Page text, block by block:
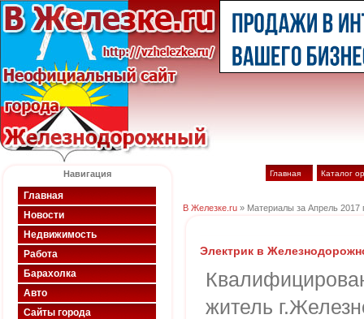
Навигация
Главная
Новости
Недвижимость
Работа
Барахолка
Авто
Сайты города
Главная Каталог
В Железке.ru » Материалы за Апрель 2017
Электрик в
житель